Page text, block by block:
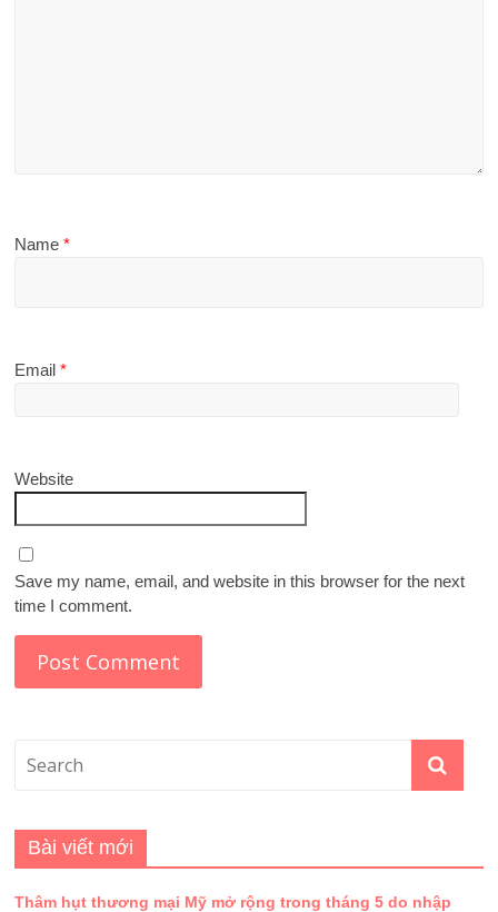
Name*
Email*
Website
Save my name, email, and website in this browser for the next
time I comment.
Bài viết mới
Thâm hụt thương mại Mỹ mở rộng trong tháng 5 do nhập